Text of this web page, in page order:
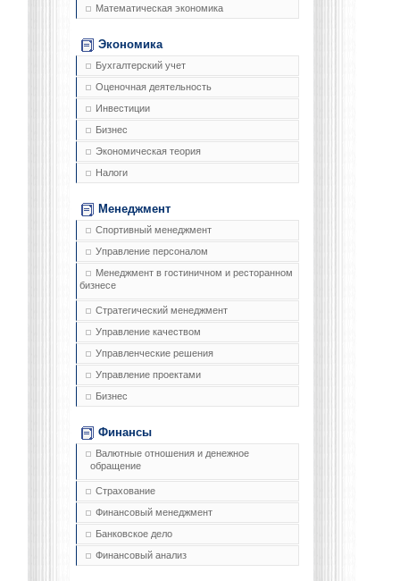
Математическая экономика
Экономика
Бухгалтерский учет
Оценочная деятельность
Инвестиции
Бизнес
Экономическая теория
Налоги
Менеджмент
Спортивный менеджмент
Управление персоналом
Менеджмент в гостиничном и ресторанном
бизнесе
Стратегический менеджмент
Управление качеством
Управленческие решения
Управление проектами
Бизнес
Финансы
Валютные отношения и денежное
обращение
Страхование
Финансовый менеджмент
Банковское дело
Финансовый анализ